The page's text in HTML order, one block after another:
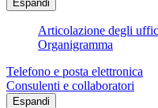
Espandi
Articolazione degli
Organigramma
Telefono e posta elettronica
Consulenti e collaboratori
Espandi